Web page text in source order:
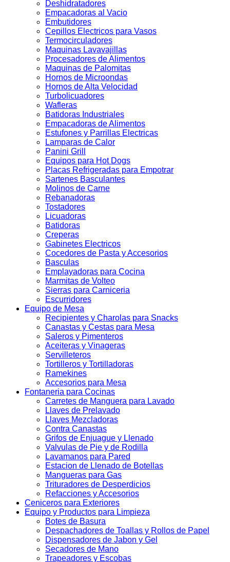
Deshidratadores
Empacadoras al Vacio
Embutidores
Cepillos Electricos para Vasos
Termocirculadores
Maquinas Lavavajillas
Procesadores de Alimentos
Maquinas de Palomitas
Hornos de Microondas
Hornos de Alta Velocidad
Turbolicuadores
Wafleras
Batidoras Industriales
Empacadoras de Alimentos
Estufones y Parrillas Electricas
Lamparas de Calor
Panini Grill
Equipos para Hot Dogs
Placas Refrigeradas para Empotrar
Sartenes Basculantes
Molinos de Carne
Rebanadoras
Tostadores
Licuadoras
Batidoras
Creperas
Gabinetes Electricos
Cocedores de Pasta y Accesorios
Basculas
Emplayadoras para Cocina
Marmitas de Volteo
Sierras para Carniceria
Escurridores
Equipo de Mesa
Recipientes y Charolas para Snacks
Canastas y Cestas para Mesa
Saleros y Pimenteros
Aceiteras y Vinageras
Servilleteros
Tortilleros y Tortilladoras
Ramekines
Accesorios para Mesa
Fontaneria para Cocinas
Carretes de Manguera para Lavado
Llaves de Prelavado
Llaves Mezcladoras
Contra Canastas
Grifos de Enjuague y Llenado
Valvulas de Pie y de Rodilla
Lavamanos para Pared
Estacion de Llenado de Botellas
Mangueras para Gas
Trituradores de Desperdicios
Refacciones y Accesorios
Ceniceros para Exteriores
Equipo y Productos para Limpieza
Botes de Basura
Despachadores de Toallas y Rollos de Papel
Dispensadores de Jabon y Gel
Secadores de Mano
Trapeadores y Escobas